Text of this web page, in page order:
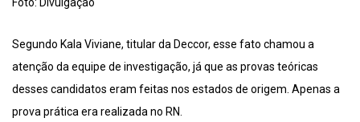
Segundo Kala Viviane, titular da Deccor, esse fato chamou a
atenção da equipe de investigação, já que as provas teóricas
desses candidatos eram feitas nos estados de origem. Apenas a
prova prática era realizada no RN.